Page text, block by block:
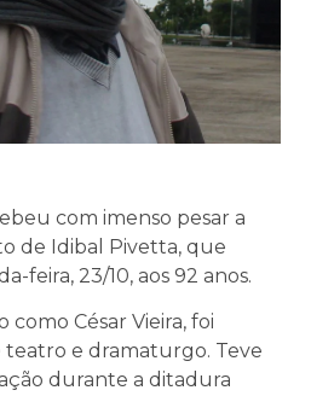
com imenso pesar a
de Idibal Pivetta, que
feira, 23/10, aos 92 anos.
como César Vieira, foi
e dramaturgo. Teve
durante a ditadura